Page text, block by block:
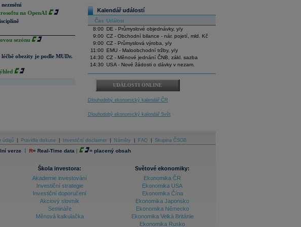
na OpenAI
sezónu
obezity je podle MUDr.
Kalendář událostí
Čas Událost
8:00
DE - Průmyslové objednávky, y/y
9:00 CZ - Obchodní bilance - nár. pojetí, mld. Kč
9:00 CZ - Průmyslová výroba, y/y
11:00
EMU - Maloobchodní tržby, y/y
14:30 CZ - Měnové jednání ČNB, zákl. sazba
14:30 USA - Nové žádosti o dávky v nezam.
UDÁLOSTI ONLINE
Dlouhodobý ekonomický kalendář ČR
Dlouhodobý ekonomický kalendář Svět
údajů Pravidla diskuse Investiční disclaimer Náměty FAQ Skupina ČSOB
verze | R= Real-Time data | = placený obsah
Škola investora:
Akademie investování
Investiční strategie
Investiční doporučení
Akciový slovník
Semináře
Měnová kalkulačka
Světové ekonomiky:
Ekonomika ČR
Ekonomika USA
Ekonomika Čína
Ekonomika Japonsko
Ekonomika Německo
Ekonomika Velká Británie
Ekonomika Rusko